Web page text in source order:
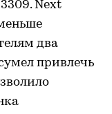
Next
два
привлечь